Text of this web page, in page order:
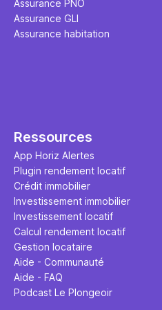
Assurance PNO
Assurance GLI
Assurance habitation
Ressources
App Horiz Alertes
Plugin rendement locatif
Crédit immobilier
Investissement immobilier
Investissement locatif
Calcul rendement locatif
Gestion locataire
Aide - Communauté
Aide - FAQ
Podcast Le Plongeoir